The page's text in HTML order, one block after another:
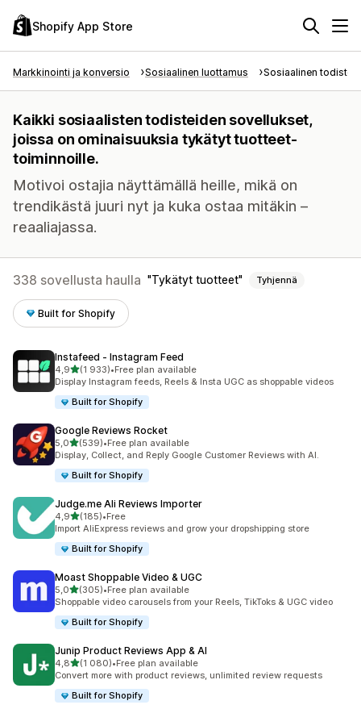
Shopify App Store
Markkinointi ja konversio Sosiaalinen luottamus Sosiaalinen todiste
Kaikki sosiaalisten todisteiden sovellukset,
joissa on ominaisuuksia tykätyt tuotteet-
toiminnoille.
Motivoi ostajia näyttämällä heille, mikä on
trendikästä juuri nyt ja kuka ostaa mitäkin –
reaaliajassa.
338 sovellusta haulla Tykätyt tuotteet Tyhjennä
Built for Shopify
Instafeed ‑ Instagram Feed
4,9/ 5 tähteä
(1 933)
1933 arvostelua yhteensä
•Free plan available
Display Instagram feeds, Reels & Insta UGC as shoppable videos
Built for Shopify
Google Reviews Rocket
5,0/ 5 tähteä
(539)
539 arvostelua yhteensä
•Free plan available
Display, Collect, and Reply Google Customer Reviews with AI.
Built for Shopify
Judge.me Ali Reviews Importer
4,9/ 5 tähteä
(185)
185 arvostelua yhteensä
•Free
Import AliExpress reviews and grow your dropshipping store
Built for Shopify
Moast Shoppable Video & UGC
5,0/ 5 tähteä
(305)
305 arvostelua yhteensä
•Free plan available
Shoppable video carousels from your Reels, TikToks & UGC video
Built for Shopify
Junip Product Reviews App & AI
4,8/ 5 tähteä
(1 080)
1080 arvostelua yhteensä
•Free plan available
Convert more with product reviews, unlimited review requests
Built for Shopify